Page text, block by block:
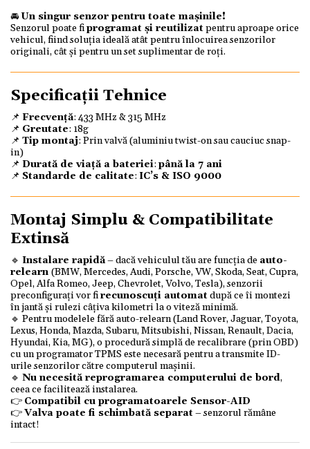
🚘Un singur senzor pentru toate mașinile!
Senzorul poate fiprogramat și reutilizatpentru aproape orice
vehicul, fiind soluția ideală atât pentru înlocuirea senzorilor
originali, cât și pentru un set suplimentar de roți.
Specificații Tehnice
📌 Frecvență: 433 MHz & 315 MHz
📌 Greutate: 18g
📌 Tip montaj: Prin valvă (aluminiu twist-on sau cauciuc snap-
in)
📌 Durată de viață a bateriei: până la 7 ani
📌 Standarde de calitate: IC’s & ISO 9000
Montaj Simplu & Compatibilitate
Extinsă
🔹 Instalare rapidă– dacă vehiculul tău are funcția de auto-
relearn (BMW, Mercedes, Audi, Porsche, VW, Skoda, Seat, Cupra,
Opel, Alfa Romeo, Jeep, Chevrolet, Volvo, Tesla), senzorii
preconfigurați vor firecunoscuți automatdupă ce îi montezi
în jantă și rulezi câțiva kilometri la o viteză minimă.
🔹 Pentru modelele fără auto-relearn (Land Rover, Jaguar, Toyota,
Lexus, Honda, Mazda, Subaru, Mitsubishi, Nissan, Renault, Dacia,
Hyundai, Kia, MG), o procedură simplă de recalibrare (prin OBD)
cu un programator TPMS este necesară pentru a transmite ID-
urile senzorilor către computerul mașinii.
🔹 Nu necesită reprogramarea computerului de bord,
ceea ce facilitează instalarea.
👉 Compatibil cu programatoarele Sensor-AID
👉Valva poate fi schimbată separat– senzorul rămâne
intact!